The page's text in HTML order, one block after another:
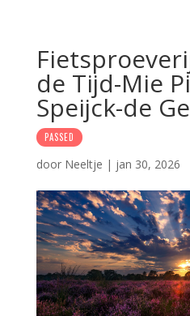
de Tijd-Mie
Speijck-de
PASSED
door Neeltje | jan 30, 2026